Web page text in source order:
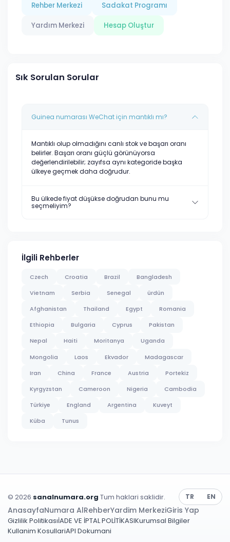
Rehber Merkezi Sadakat Programı
Yardım Merkezi Hesap Oluştur
Sık Sorulan Sorular
Guinea numarası WeChat için mantıklı mı?
Mantıklı olup olmadığını canlı stok ve başarı oranı
belirler. Başarı oranı güçlü görünüyorsa
değerlendirilebilir; zayıfsa aynı kategoride başka
ülkeye geçmek daha doğrudur.
Bu ülkede fiyat düşükse doğrudan bunu mu
seçmeliyim?
İlgili Rehberler
Czech Croatia Brazil
Bangladesh
Vietnam
Serbia Senegal
ürdün
Afghanistan
Thailand Egypt
Romania
Ethiopia
Bulgaria Cyprus
Pakistan
Nepal
Haiti Moritanya
Uganda
Mongolia
Laos Ekvador
Madagascar
Iran
China France Austria
Portekiz
Kyrgyzstan
Cameroon Nigeria
Cambodia
Türkiye
England Argentina
Kuveyt
Küba
Tunus
© 2026 sanalnumara.org Tum haklari saklidir. TR EN
AnasayfaNumara AlRehberYardim MerkeziGiris Yap
Gizlilik PolitikasıİADE VE İPTAL POLİTİKASIKurumsal Bilgiler
Kullanim KosullariAPI Dokumani